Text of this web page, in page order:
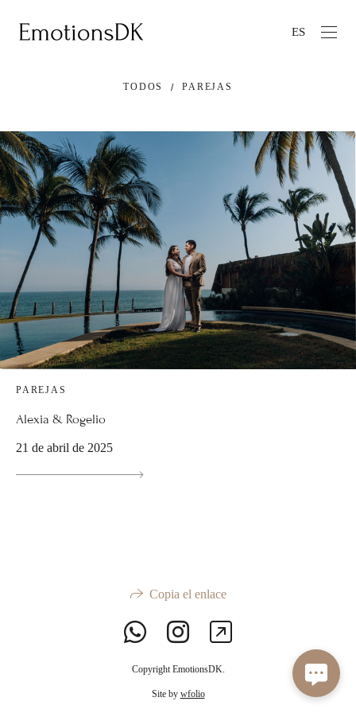
ES
TODOS PAREJAS
PAREJAS
Alexia & Rogelio
21 de abril de 2025
Copia el enlace
Copyright EmotionsDK.
Site by wfolio